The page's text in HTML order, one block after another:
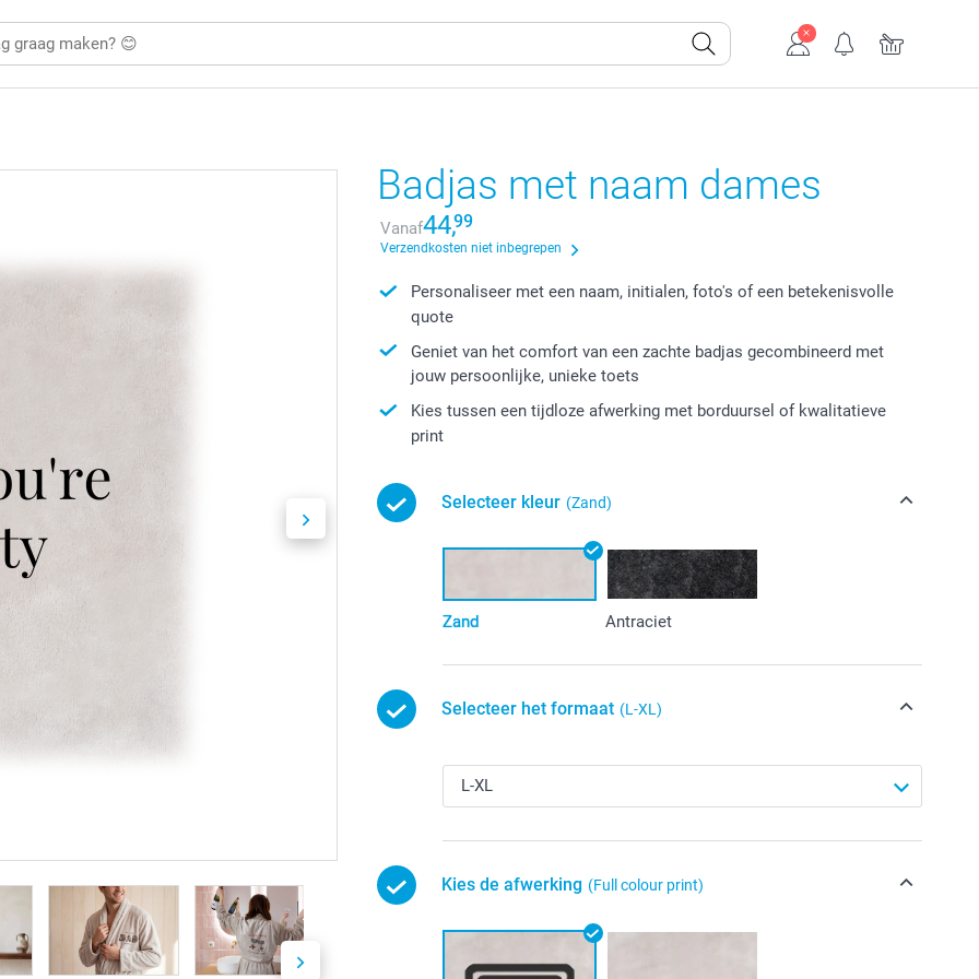
Badjas met naam dames
Vanaf44,99
Verzendkosten niet inbegrepen
Personaliseer met een naam, initialen, foto's of een betekenisvolle
quote
Geniet van het comfort van een zachte badjas gecombineerd met
jouw persoonlijke, unieke toets
Kies tussen een tijdloze afwerking met borduursel of kwalitatieve
print
Selecteer kleur (Zand)
Zand Antraciet
Selecteer het formaat (L-XL)
Kies de afwerking (Full colour print)